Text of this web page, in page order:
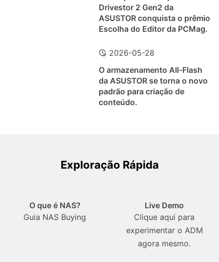
Drivestor 2 Gen2 da
ASUSTOR conquista o prêmio
Escolha do Editor da PCMag.
2026-05-28
O armazenamento All-Flash
da ASUSTOR se torna o novo
padrão para criação de
conteúdo.
Exploração Rápida
O que é NAS?
Guia NAS Buying
Live Demo
Clique aqui para
experimentar o ADM
agora mesmo.